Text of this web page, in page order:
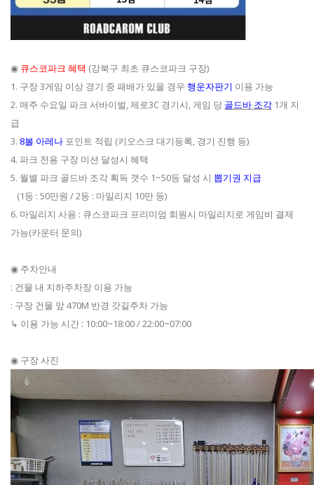
◉ 큐스코파크 혜택 (강북구 최초 큐스코파크 구장)
1. 구장 3게임 이상 경기 중 패배가 있을 경우 행운자판기 이용 가능
2. 매주 수요일 파크 서바이벌, 제로3C 경기시, 게임 당 골드바 조각 1개 지
급
3. 8볼 아레나 포인트 적립 (키오스크 대기등록, 경기 진행 등)
4. 파크 전용 구장 미션 달성시 혜택
5. 월별 파크 골드바 조각 획득 갯수 1~50등 달성 시 뽑기권 지급
(1등 : 50만원 / 2등 : 마일리지 10만 등)
6. 마일리지 사용 : 큐스코파크 프리미엄 회원시 마일리지로 게임비 결제
가능(카운터 문의)
◉ 주차안내
: 건물 내 지하주차장 이용 가능
: 구장 건물 앞 470M 반경 갓길주차 가능
↳ 이용 가능 시간 : 10:00~18:00 / 22:00~07:00
◉ 구장 사진